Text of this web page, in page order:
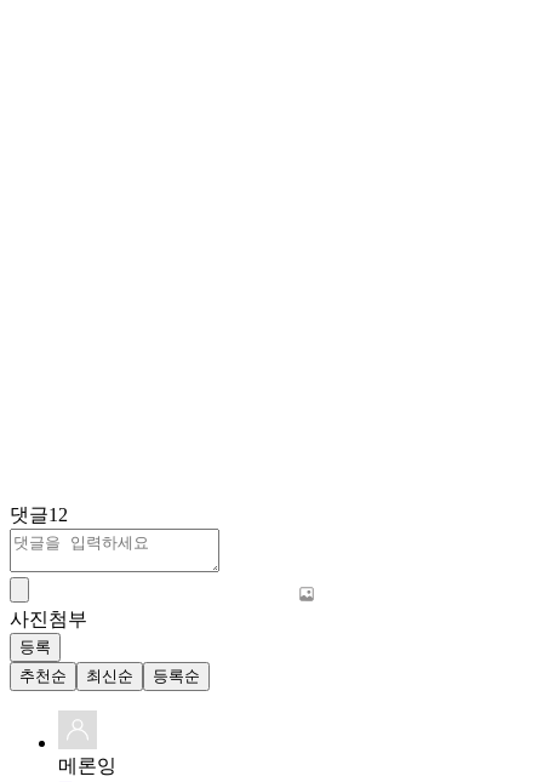
댓글12
사진첨부
등록
추천순
최신순 등록순
메론잉